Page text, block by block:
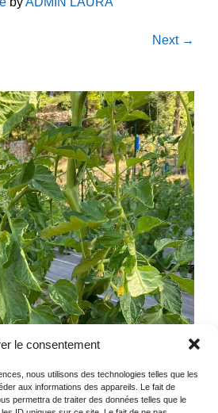
le consentement
nous utilisons des technologies telles que les
aux informations des appareils. Le fait de
permettra de traiter des données telles que le
Next →